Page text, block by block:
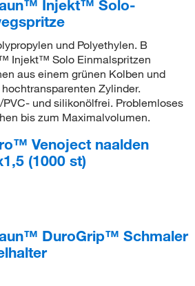
Injekt™ Solo-
und Polyethylen. B
Injekt™ Solo Einmalspritzen
aus einem grünen Kolben und
Zylinder.
PVC- und silikonölfrei. Problemloses
bis zum Maximalvolumen.
Venoject naalden
(1000 st)
DuroGrip™ Schmaler